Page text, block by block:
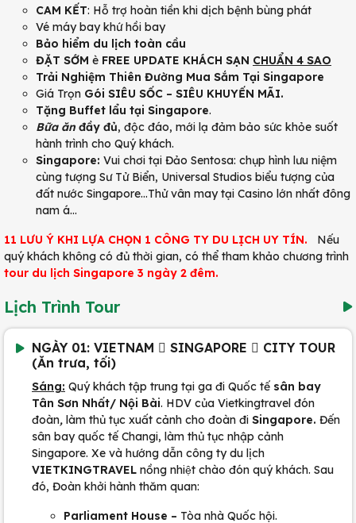
CAM KẾT: Hỗ trợ hoàn tiền khi dịch bệnh bùng phát
Vé máy bay khứ hồi bay
Bảo hiểm du lịch toàn cầu
ĐẶT SỚM è FREE UPDATE KHÁCH SẠN CHUẨN 4 SAO
Trải Nghiệm Thiên Đường Mua Sắm Tại Singapore
Giá Trọn Gói SIÊU SỐC – SIÊU KHUYẾN MÃI.
Tặng Buffet lẩu tại Singapore.
Bữa ăn đầy đủ, độc đáo, mới lạ đảm bảo sức khỏe suốt
hành trình cho Quý khách.
Singapore: Vui chơi tại Đảo Sentosa: chụp hình lưu niệm
cùng tượng Sư Tử Biển, Universal Studios biểu tượng của
đất nước Singapore…Thử vân may tại Casino lớn nhất đông
nam á…
11 LƯU Ý KHI LỰA CHỌN 1 CÔNG TY DU LỊCH UY TÍN.
Nếu
quý khách không có đủ thời gian, có thể tham khảo chương trình
tour du lịch Singapore 3 ngày 2 đêm.
Lịch Trình Tour
NGÀY 01: VIETNAM  SINGAPORE  CITY TOUR
(Ăn trưa, tối)
Sáng: Quý khách tập trung tại ga đi Quốc tế sân bay
Tân Sơn Nhất/ Nội Bài. HDV của Vietkingtravel đón
đoàn, làm thủ tục xuất cảnh cho đoàn đi Singapore. Đến
sân bay quốc tế Changi, làm thủ tục nhập cảnh
Singapore. Xe và hướng dẫn công ty du lịch
VIETKINGTRAVEL nồng nhiệt chào đón quý khách. Sau
đó, Đoàn khởi hành thăm quan:
Parliament House – Tòa nhà Quốc hội.